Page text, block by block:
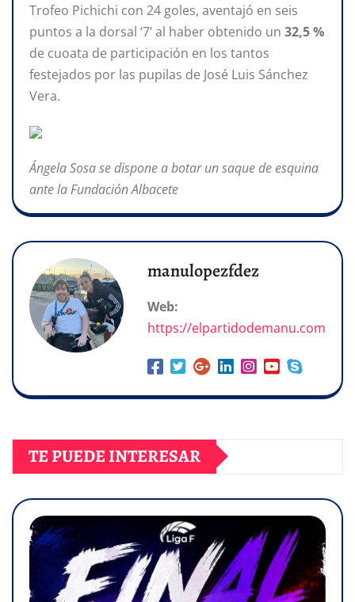
Trofeo Pichichi con 24 goles, aventajó en seis
puntos a la dorsal ‘7’ al haber obtenido un 32,5 %
de cuoata de participación en los tantos
festejados por las pupilas de José Luis Sánchez
Vera.
Ángela Sosa se dispone a botar un saque de esquina
ante la Fundación Albacete
manulopezfdez
Web:
https://elpartidodemanu.com
TE PUEDE INTERESAR